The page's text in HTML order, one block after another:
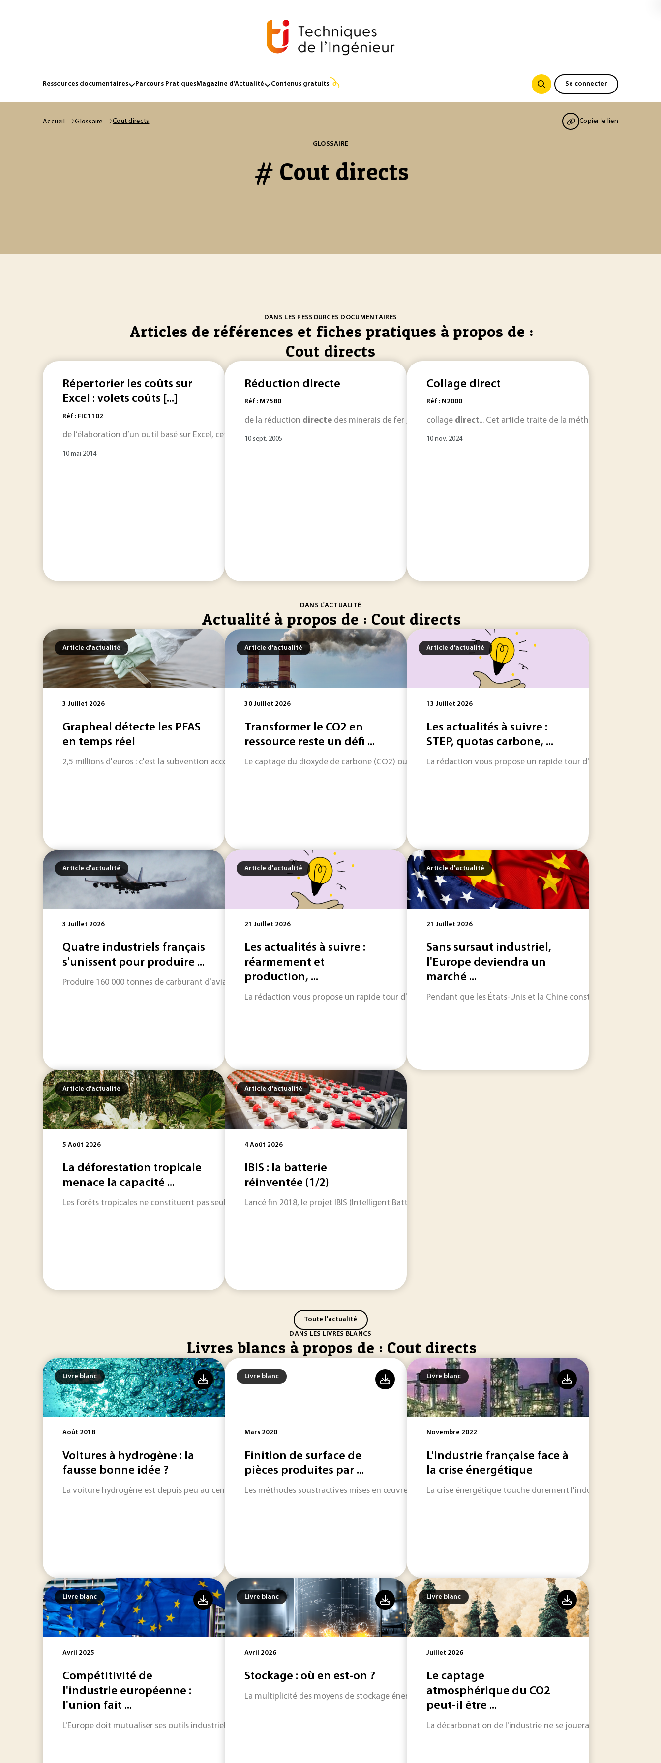
Ressources documentaires Parcours PratiquesMagazine d’Actualité Contenus gratuits Se connecter
Accueil Glossaire Cout directs Copier le lien
GLOSSAIRE
# Cout directs
DANS LES RESSOURCES DOCUMENTAIRES
Articles de références et fiches pratiques à propos de :
Cout directs
Répertorier les coûts sur
Excel : volets coûts [...]
Réf : FIC1102
de l’élaboration d’un outil basé sur Excel, cette fiche explique comment intégrer le suivi des directs... ; volet B : les
10 mai 2014
Réduction directe
Réf : M7580
de la réduction directe des minerais de fer , qui est, comme l’on sait, la dénomination acceptée... réduits à l’état
10 sept. 2005
Collage direct
Réf : N2000
collage direct... Cet article traite de la méthode de collage
10 nov. 2024
DANS L'ACTUALITÉ
Actualité à propos de : Cout directs
Article d'actualité
3 Juillet 2026
Grapheal détecte les PFAS
en temps réel
2,5 millions d'euros : c'est la subvention accordée par l'Union européenne à Grapheal pour développer un capteur graphène de PFAS. La start-up vise pour
Article d'actualité
30 Juillet 2026
Transformer le CO2 en
ressource reste un défi ...
Le captage du dioxyde de carbone (CO2) ouvre une voie industrielle complémentaire à la réduction à la source
Article d'actualité
13 Juillet 2026
Les actualités à suivre :
STEP, quotas carbone, ...
La rédaction vous propose un rapide tour d'horizon sur les
Article d'actualité
3 Juillet 2026
Quatre industriels français
s'unissent pour produire ...
Produire 160 000 tonnes de carburant d'aviation durable par an à partir d'éthanol : telle est l'ambition affichée par la coentreprise créée par Technip Energies,...
Article d'actualité
21 Juillet 2026
Les actualités à suivre :
réarmement et
production, ...
La rédaction vous propose un rapide tour d'horizon sur les informations qui feront l'actualité industrielle dans
Article d'actualité
21 Juillet 2026
Sans sursaut industriel,
l'Europe deviendra un
marché ...
Pendant que les États-Unis et la Chine construisent des
Article d'actualité
5 Août 2026
La déforestation tropicale
menace la capacité ...
Les forêts tropicales ne constituent pas seulement des réservoirs de carbone. Leur biodiversité forme aussi une bibliothèque biologique encore largement
Article d'actualité
4 Août 2026
IBIS : la batterie
réinventée (1/2)
Lancé fin 2018, le projet IBIS (Intelligent Battery Integrated System) vise au développement d’une nouvelle
Toute l'actualité
DANS LES LIVRES BLANCS
Livres blancs à propos de : Cout directs
Livre blanc
Août 2018
Voitures à hydrogène : la
fausse bonne idée ?
La voiture hydrogène est depuis peu au centre de toutes les attentions, et notamment en France : Rapidité de chargement, pas de rejets directs de gaz à effet...
Livre blanc
Mars 2020
Finition de surface de
pièces produites par ...
Les méthodes soustractives mises en œuvre afin d’améliorer les propriétés de surface obtenue après
Livre blanc
Novembre 2022
L'industrie française face à
la crise énergétique
La crise énergétique touche durement l'industrie française.
Livre blanc
Avril 2025
Compétitivité de
l'industrie européenne :
l'union fait ...
L'Europe doit mutualiser ses outils industriels pour gagner en compétitivité.
Livre blanc
Avril 2026
Stockage : où en est-on ?
La multiplicité des moyens de stockage énergétique se développant offre des solutions concrètes aux
Livre blanc
Juillet 2026
Le captage
atmosphérique du CO2
peut-il être ...
La décarbonation de l'industrie ne se jouera pas uniquement